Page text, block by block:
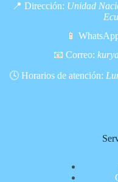
📍 Dirección: Unidad
📱
📧 Correo:
🕓 Horarios de atención: